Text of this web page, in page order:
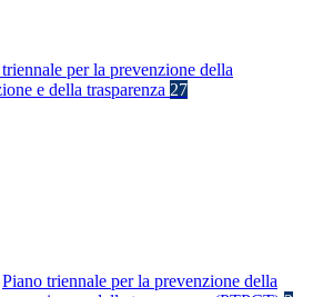
per la prevenzione della
e della trasparenza 27
Piano triennale per la prevenzione della